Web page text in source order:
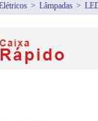
> Lâmpadas >